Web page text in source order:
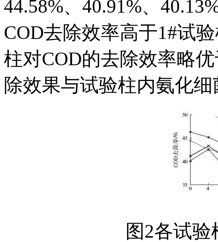
44.58%、40.91%、
COD去除效率高于1#试
柱对COD的去除效率略
除效果与试验柱内氨化
图2各试